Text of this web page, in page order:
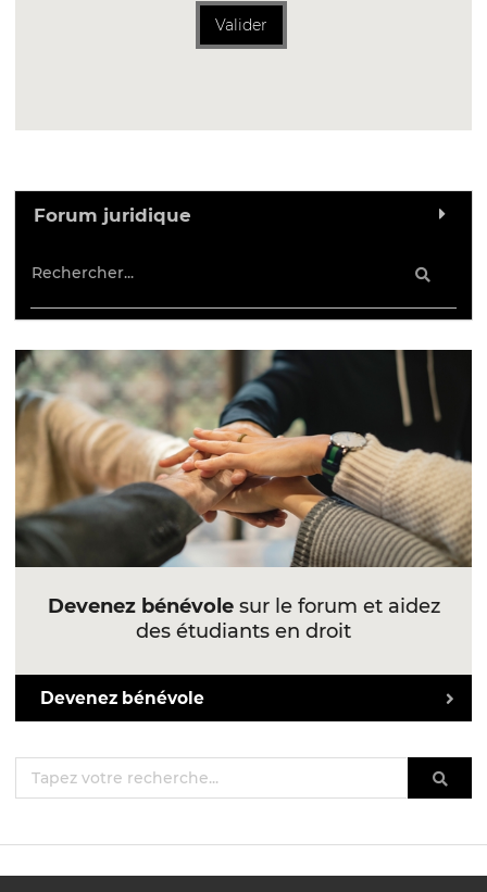
Valider
Forum juridique
Devenez bénévolesur le forum et aidez
des étudiants en droit
Devenez bénévole